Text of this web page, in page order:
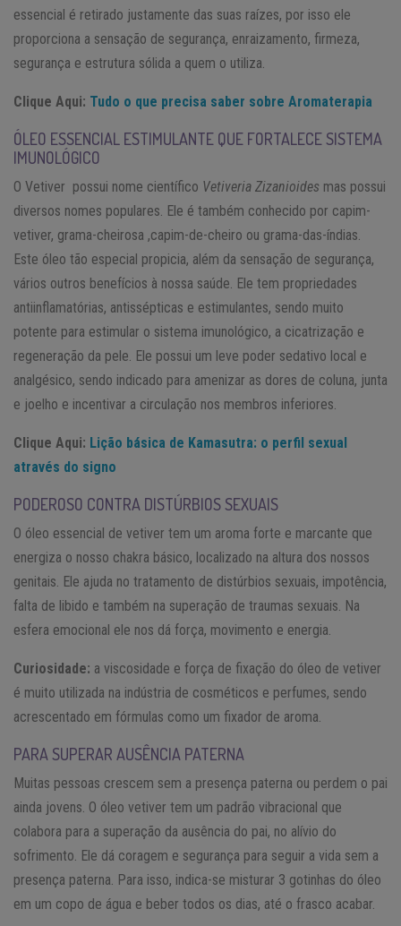
essencial é retirado justamente das suas raízes, por isso ele
proporciona a sensação de segurança, enraizamento, firmeza,
segurança e estrutura sólida a quem o utiliza.
Clique Aqui: Tudo o que precisa saber sobre Aromaterapia
ÓLEO ESSENCIAL ESTIMULANTE QUE FORTALECE SISTEMA
IMUNOLÓGICO
O Vetiver possui nome científico Vetiveria Zizanioides mas possui
diversos nomes populares. Ele é também conhecido por capim-
vetiver, grama-cheirosa ,capim-de-cheiro ou grama-das-índias.
Este óleo tão especial propicia, além da sensação de segurança,
vários outros benefícios à nossa saúde. Ele tem propriedades
antiinflamatórias, antissépticas e estimulantes, sendo muito
potente para estimular o sistema imunológico, a cicatrização e
regeneração da pele. Ele possui um leve poder sedativo local e
analgésico, sendo indicado para amenizar as dores de coluna, junta
e joelho e incentivar a circulação nos membros inferiores.
Clique Aqui: Lição básica de Kamasutra: o perfil sexual
através do signo
PODEROSO CONTRA DISTÚRBIOS SEXUAIS
O óleo essencial de vetiver tem um aroma forte e marcante que
energiza o nosso chakra básico, localizado na altura dos nossos
genitais. Ele ajuda no tratamento de distúrbios sexuais, impotência,
falta de libido e também na superação de traumas sexuais. Na
esfera emocional ele nos dá força, movimento e energia.
Curiosidade: a viscosidade e força de fixação do óleo de vetiver
é muito utilizada na indústria de cosméticos e perfumes, sendo
acrescentado em fórmulas como um fixador de aroma.
PARA SUPERAR AUSÊNCIA PATERNA
Muitas pessoas crescem sem a presença paterna ou perdem o pai
ainda jovens. O óleo vetiver tem um padrão vibracional que
colabora para a superação da ausência do pai, no alívio do
sofrimento. Ele dá coragem e segurança para seguir a vida sem a
presença paterna. Para isso, indica-se misturar 3 gotinhas do óleo
em um copo de água e beber todos os dias, até o frasco acabar.